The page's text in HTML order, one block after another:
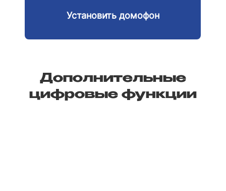
Установить домофон
Дополнительные
цифровые функции